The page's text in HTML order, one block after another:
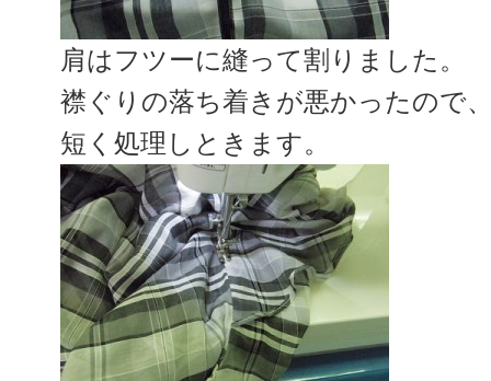
肩はフツーに縫って割りました。
襟ぐりの落ち着きが悪かったので
短く処理しときます。